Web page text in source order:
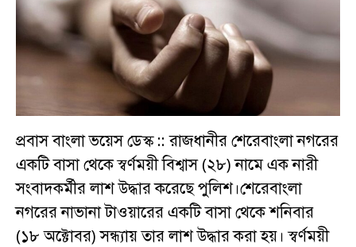
প্রবাস বাংলা ভয়েস ডেস্ক :: রাজধানীর শেরেবাংলা নগরের
একটি বাসা থেকে স্বর্ণময়ী বিশ্বাস (২৮) নামে এক নারী
সংবাদকর্মীর লাশ উদ্ধার করেছে পুলিশ।শেরেবাংলা
নগরের নাভানা টাওয়ারের একটি বাসা থেকে শনিবার
(১৮ অক্টোবর) সন্ধ্যায় তার লাশ উদ্ধার করা হয়। স্বর্ণময়ী